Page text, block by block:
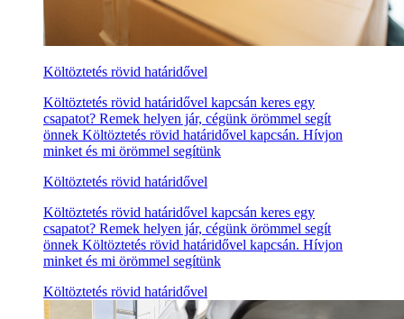
Költöztetés rövid határidővel
Költöztetés rövid határidővel kapcsán keres egy
csapatot? Remek helyen jár, cégünk örömmel segít
önnek Költöztetés rövid határidővel kapcsán. Hívjon
minket és mi örömmel segítünk
Költöztetés rövid határidővel
Költöztetés rövid határidővel kapcsán keres egy
csapatot? Remek helyen jár, cégünk örömmel segít
önnek Költöztetés rövid határidővel kapcsán. Hívjon
minket és mi örömmel segítünk
Költöztetés rövid határidővel